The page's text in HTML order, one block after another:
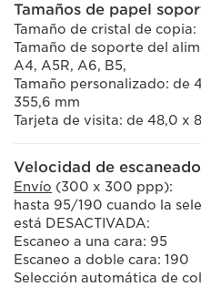
Tamaños de papel
Tamaño de cristal de
Tamaño de soporte del
A4, A5R, A6, B5,
Tamaño personalizado: de
355,6 mm
Tarjeta de visita: de 48,0 x
Velocidad de
Envío (300 x 300 ppp):
hasta 95/190 cuando la
está DESACTIVADA:
Escaneo a una cara: 95
Escaneo a doble cara: 190
Selección automática de